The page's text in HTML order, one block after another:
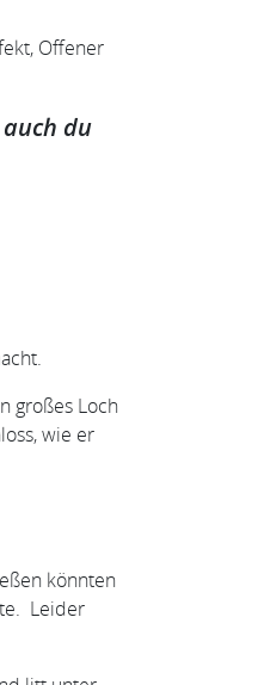
Offener
du
großes Loch
wie er
könnten
Leider